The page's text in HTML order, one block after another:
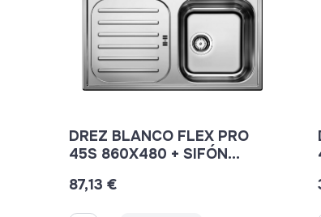
DREZ BLANCO FLEX PRO
45S 860X480 + SIFÓN
87,13 €